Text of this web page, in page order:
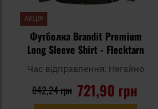
АКЦІЯ
Футболка Brandit Premium
Long Sleeve Shirt - Flecktarn
Час відправлення: Негайно
721,90 грн
842,24 грн